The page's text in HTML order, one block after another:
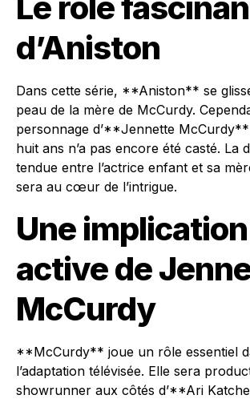
d’Aniston
Dans cette série, **Aniston** se
peau de la mère de McCurdy.
personnage d’**Jennette McCurdy**
huit ans n’a pas encore été casté. La
tendue entre l’actrice enfant et sa
sera au cœur de l’intrigue.
Une implication
active de
McCurdy
**McCurdy** joue un rôle essentiel
l’adaptation télévisée. Elle sera
showrunner aux côtés d’**Ari